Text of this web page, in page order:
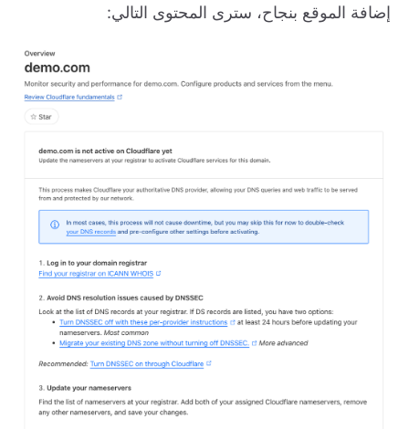
إضافة الموقع بنجاح، سترى المحتوى التالي: